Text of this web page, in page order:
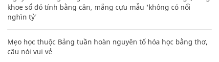
khoe sổ đỏ tính bằng cân, mắng cựu mẫu 'không có nổi
nghìn tỷ'
Mẹo học thuộc Bảng tuần hoàn nguyên tố hóa học bằng thơ,
câu nói vui vẻ